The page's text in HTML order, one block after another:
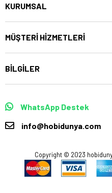
KURUMSAL
MÜŞTERİ HİZMETLERİ
BİLGİLER
WhatsApp Destek
info@hobidunya.com
Copyright © 2023